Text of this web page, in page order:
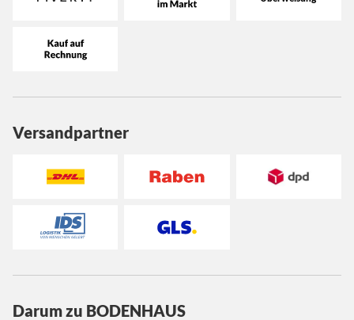
Versandpartner
Darum zu BODENHAUS